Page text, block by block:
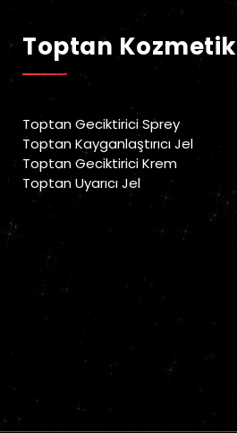
Toptan Kozmetik
Toptan Geciktirici Sprey
Toptan Kayganlaştırıcı Jel
Toptan Geciktirici Krem
Toptan Uyarıcı Jel